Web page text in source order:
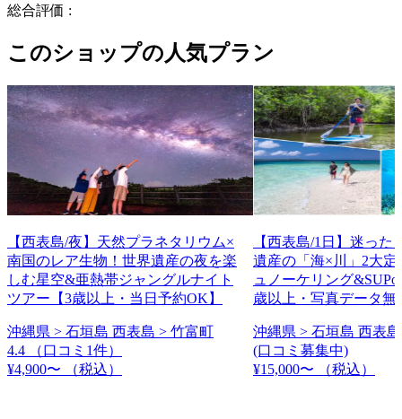
総合評価 :
このショップの人気プラン
【西表島/夜】天然プラネタリウム×
南国のレア生物！世界遺産の夜を楽
しむ星空&亜熱帯ジャングルナイト
ツアー【3歳以上・当日予約OK】
沖縄県 > 石垣島 西表島 > 竹富町
4.4
（口コミ1件）
¥4,900〜
（税込）
【西表島/1日】迷った
遺産の「海×川」2大定
ュノーケリング
歳以上・写真データ無
沖縄県 > 石垣島 西表
(口コミ募集中)
¥15,000〜
（税込）